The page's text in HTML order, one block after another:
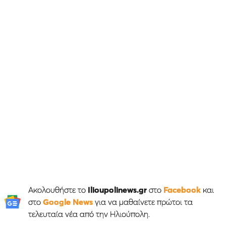
Ακολουθήστε το Ilioupolinews.grστο Facebookκαι
στο Google Newsγια να μαθαίνετε πρώτοι τα
τελευταία νέα από την Ηλιούπολη.